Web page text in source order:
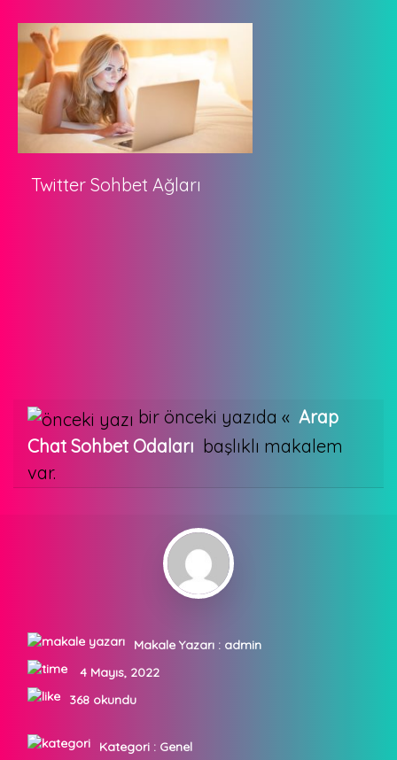
Twitter Sohbet Ağları
bir önceki yazıda « Arap
Chat Sohbet Odaları başlıklı makalem
var.
Makale Yazarı : admin
4 Mayıs, 2022
368 okundu
Kategori : Genel